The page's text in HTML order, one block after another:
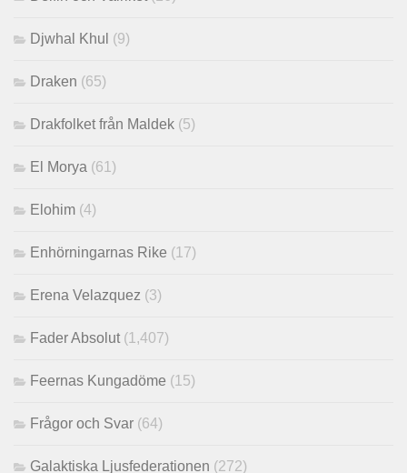
Djwhal Khul (9)
Draken (65)
Drakfolket från Maldek (5)
El Morya (61)
Elohim (4)
Enhörningarnas Rike (17)
Erena Velazquez (3)
Fader Absolut (1,407)
Feernas Kungadöme (15)
Frågor och Svar (64)
Galaktiska Ljusfederationen (272)